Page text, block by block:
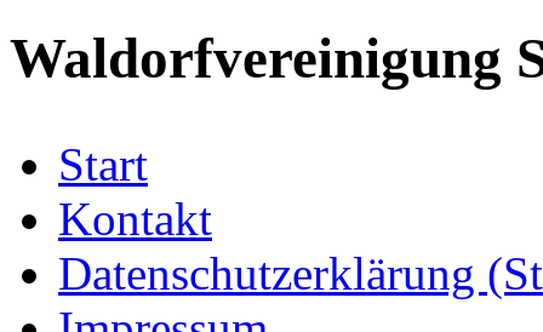
Waldorfvereinigung
Start
Kontakt
Datenschutzerklärung